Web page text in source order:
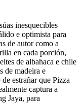
inesquecibles
e optimista para
de autor como a
en cada porción,
de albahaca e chile
de madeira e
estrañar que Pizza
captura a
Jaya, para